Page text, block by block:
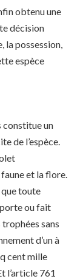
obtenu une
décision
la possession,
espèce
constitue un
de l’espèce.
et la flore.
que toute
ou fait
sans
d’un à
cent mille
l’article 761